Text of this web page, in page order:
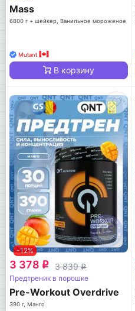
Mass
6800 г + шейкер, Ванильное мороженое
Mutant
В корзину
-12%
3 378 q 3 839q
Предтреник в порошке
Pre-Workout Overdrive
390 г, Манго